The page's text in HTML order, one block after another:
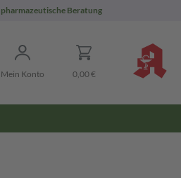
pharmazeutische Beratung
Mein Konto 0,00 €